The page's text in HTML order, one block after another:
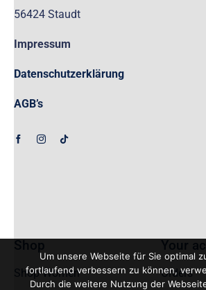
56424 Staudt
Impressum
Datenschutzerklärung
AGB’s
Shop
Shop Women
Your
Orders
Um unsere Webseite für Sie optimal
fortlaufend verbessern zu können,
Durch die weitere Nutzung der